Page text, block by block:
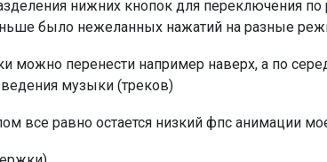
нижних кнопок для переключения
было нежеланных нажатий на разные
можно перенести например наверх, а по
музыки (треков)
все равно остается низкий фпс анимации